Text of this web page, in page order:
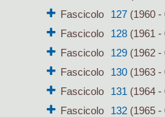
Fascicolo
127(1960 -
Fascicolo
128(1961 -
Fascicolo
129(1962 -
Fascicolo
130(1963 -
Fascicolo
131 (1964 -
Fascicolo
132(1965 -